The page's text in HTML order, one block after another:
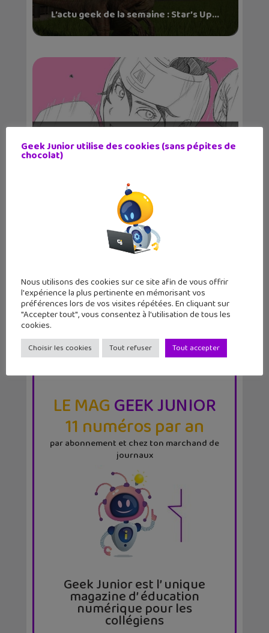
L’actu geek de la semaine : Star’s Up...
L’actu geek de la semaine : Tchikita,
mBot,...
LE MAGGEEK JUNIOR
11 numéros par an
par abonnement et chez ton marchand de
journaux
Geek Junior est l’ unique
magazine d’ éducation
numérique pour les
collégiens
Geek Junior utilise des cookies (sans pépites de
chocolat)
Nous utilisons des cookies sur ce site afin de vous offrir
l'expérience la plus pertinente en mémorisant vos
préférences lors de vos visites répétées. En cliquant sur
"Accepter tout", vous consentez à l'utilisation de tous les
cookies.
Choisir les cookies Tout refuser Tout accepter